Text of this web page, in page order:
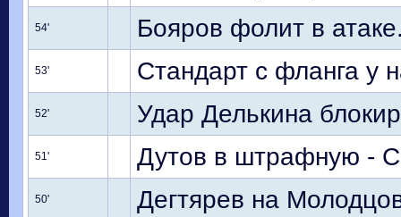
54' Бояров фолит в
53' Стандарт с фланга у
52' Удар Делькина
51' Дутов в штрафную -
50' Дегтярев на